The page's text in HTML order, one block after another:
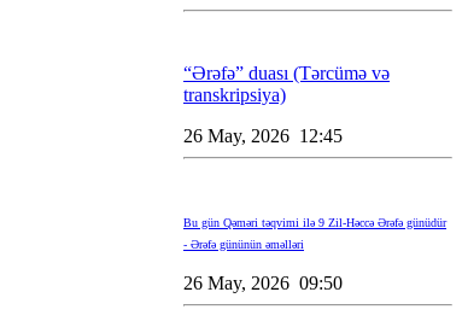
“Ərəfə” duası (Tərcümə və
transkripsiya)
26 May, 2026 12:45
Bu gün Qəməri təqvimi ilə 9 Zil-Həccə Ərəfə günüdür
- Ərəfə gününün əməlləri
26 May, 2026 09:50